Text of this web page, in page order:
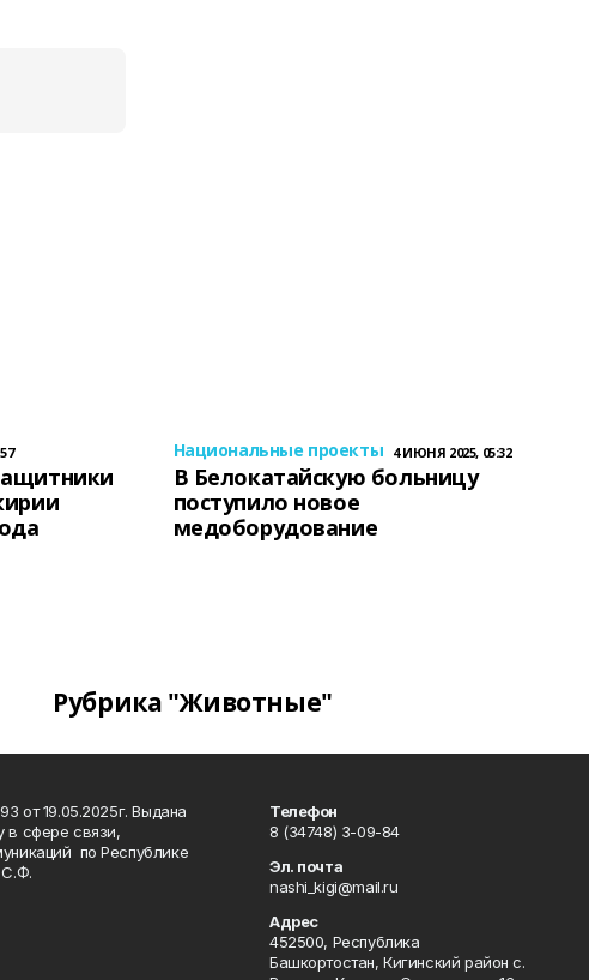
Национальные проекты 4 ИЮНЯ 2025, 05:32
В Белокатайскую больницу
поступило новое
медоборудование
Рубрика "Животные"
от 19.05.2025г. Выдана
в сфере связи,
по Республике
С.Ф.
Телефон
8 (34748) 3-09-84
Эл. почта
nashi_kigi@mail.ru
Адрес
452500, Республика
Башкортостан, Кигинский район с.